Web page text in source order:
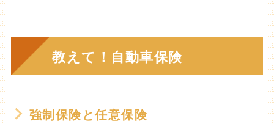
教えて！自動車保険
強制保険と任意保険